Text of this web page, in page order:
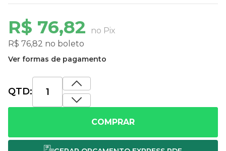
R$ 76,82
no Pix
R$ 76,82 no boleto
Ver formas de pagamento
QTD:
COMPRAR